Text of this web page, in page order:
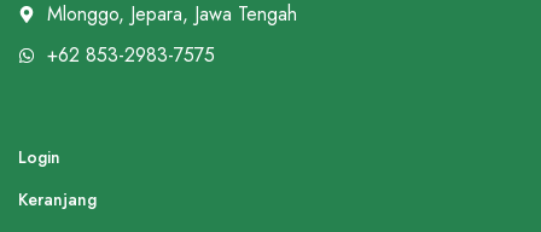
Mlonggo, Jepara, Jawa Tengah
+62 853-2983-7575
Login
Keranjang